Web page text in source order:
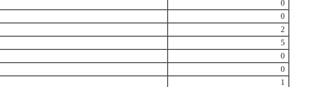
0
0
2
5
0
0
1